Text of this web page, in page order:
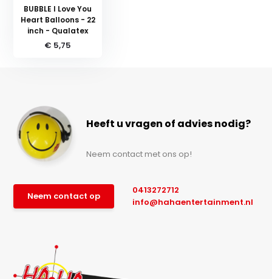
BUBBLE I Love You
Heart Balloons - 22
inch - Qualatex
€ 5,75
Heeft u vragen of advies nodig?
Neem contact met ons op!
Neem contact op
0413272712
info@hahaentertainment.nl